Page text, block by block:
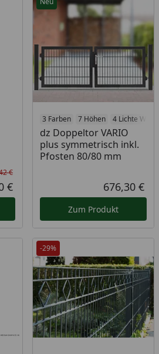
Rabatt in Prozent
Ursprünglicher Preis
€
Aktueller Preis
€
3 Farben 7 Höhen 4 Lichte
dz Doppeltor VARIO
plus symmetrisch inkl.
Pfosten 80/80 mm
676,30 €
Zum Produkt
-29%